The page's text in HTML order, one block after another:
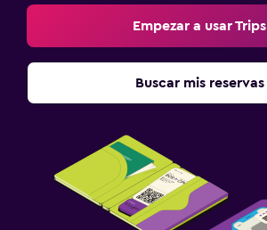
Salón de belleza
Gimnasio
Empezar a usar Trips
Buscar mis reservas